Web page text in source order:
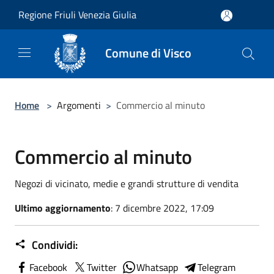
Regione Friuli Venezia Giulia
Comune di Visco
Home > Argomenti > Commercio al minuto
Commercio al minuto
Negozi di vicinato, medie e grandi strutture di vendita
Ultimo aggiornamento: 7 dicembre 2022, 17:09
Condividi:
Facebook Twitter Whatsapp Telegram